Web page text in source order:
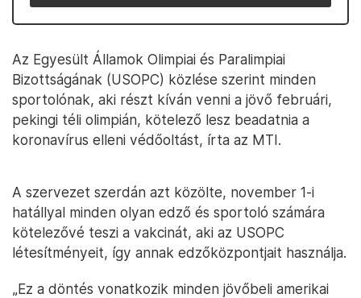
Az Egyesült Államok Olimpiai és Paralimpiai
Bizottságának (USOPC) közlése szerint minden
sportolónak, aki részt kíván venni a jövő februári,
pekingi téli olimpián, kötelező lesz beadatnia a
koronavírus elleni védőoltást, írta az MTI.
A szervezet szerdán azt közölte, november 1-i
hatállyal minden olyan edző és sportoló számára
kötelezővé teszi a vakcinát, aki az USOPC
létesítményeit, így annak edzőközpontjait használja.
„Ez a döntés vonatkozik minden jövőbeli amerikai